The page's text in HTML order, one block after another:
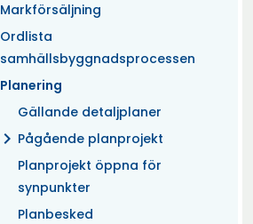
Markförsäljning
Ordlista
samhällsbyggnadsprocessen
Planering
Gällande detaljplaner
chevron_right Pågående planprojekt
Planprojekt öppna för
synpunkter
Planbesked